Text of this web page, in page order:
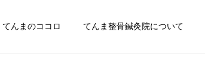
てんまのココロ てんま整骨鍼灸院について